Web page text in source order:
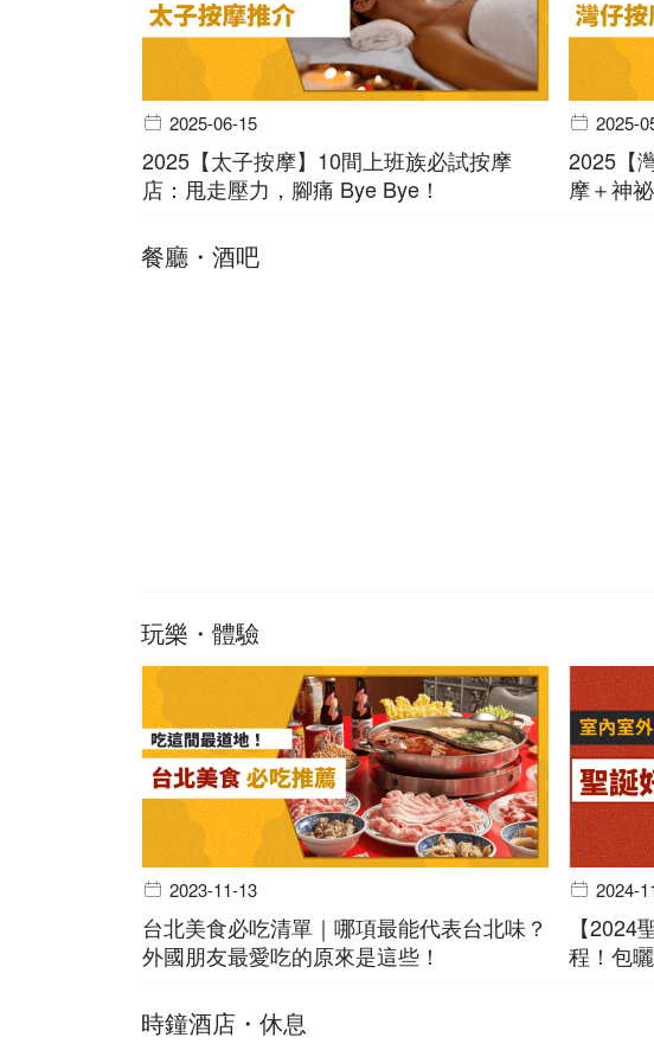
2025-06-15
2025【太子按摩】10間上班族必試按摩
店：甩走壓力，腳痛 Bye Bye！
2025-
2025【
摩＋神
餐廳・酒吧
玩樂・體驗
2023-11-13
台北美食必吃清單｜哪項最能代表台北味？
外國朋友最愛吃的原來是這些！
2024-
【
程！包
時鐘酒店・休息